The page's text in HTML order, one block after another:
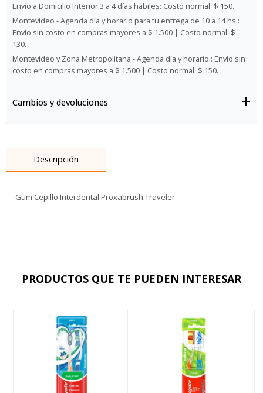
Envío a Domicilio Interior 3 a 4 días hábiles: Costo normal: $ 150.
Montevideo - Agenda día y horario para tu entrega de 10 a 14 hs.:
Envío sin costo en compras mayores a $ 1.500 | Costo normal: $
130.
Montevideo y Zona Metropolitana - Agenda día y horario.: Envío sin
costo en compras mayores a $ 1.500 | Costo normal: $ 150.
Cambios y devoluciones
Descripción
Gum Cepillo Interdental Proxabrush Traveler
PRODUCTOS QUE TE PUEDEN INTERESAR